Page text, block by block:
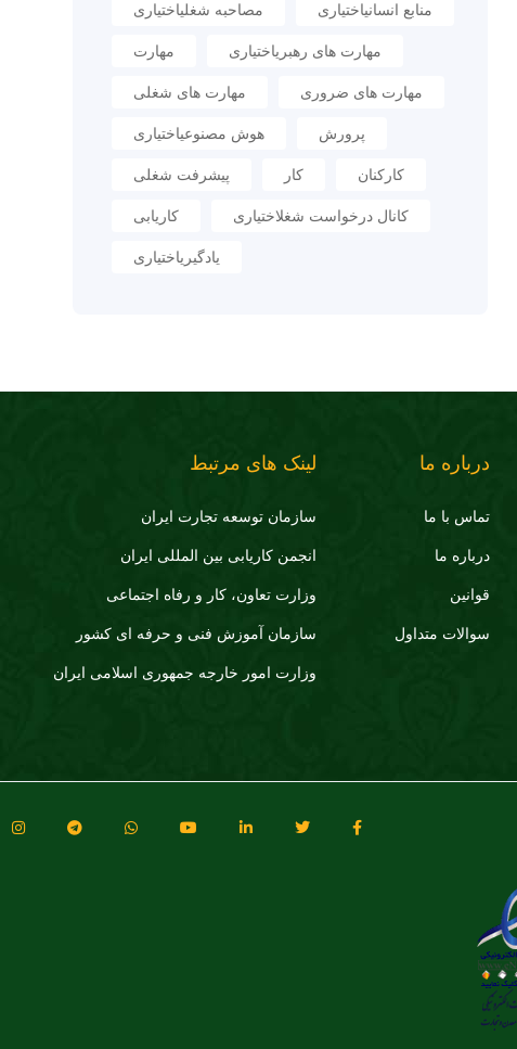
مصاحبه شغلیاختیاری منابع انسانیاختیاری
مهارت مهارت های رهبریاختیاری
مهارت های شغلی مهارت های ضروری
هوش مصنوعیاختیاری پرورش
پیشرفت شغلی کار کارکنان
کاریابی کانال درخواست شغلاختیاری
یادگیریاختیاری
درباره ما
تماس با ما
درباره ما
قوانین
سوالات متداول
لینک های مرتبط
سازمان توسعه تجارت ايران
انجمن کاریابی بین المللی ایران
وزارت تعاون، کار و رفاه اجتماعی
سازمان آموزش فنی و حرفه ای کشور
وزارت امور خارجه جمهوری اسلامی ایران